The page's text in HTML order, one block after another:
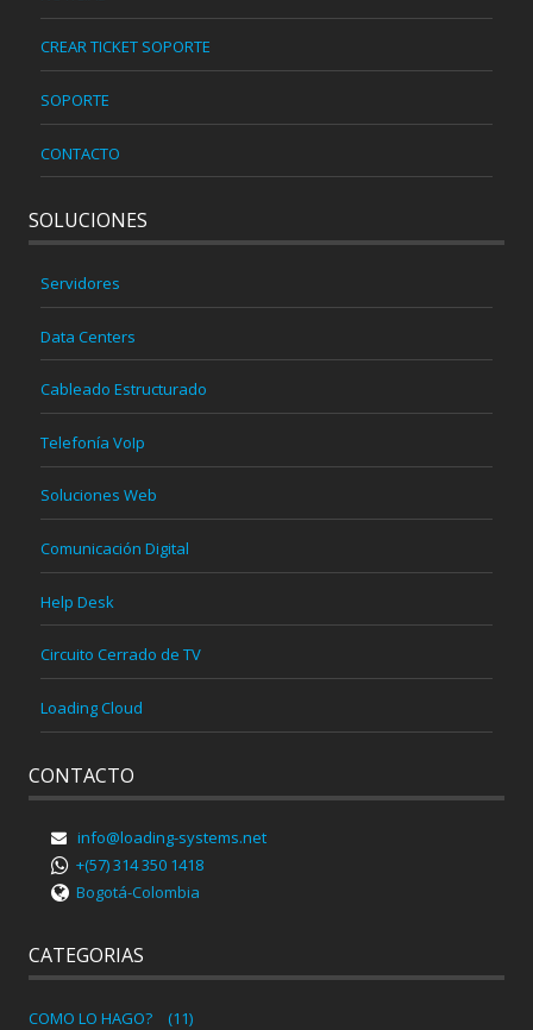
CREAR TICKET SOPORTE
SOPORTE
CONTACTO
SOLUCIONES
Servidores
Data Centers
Cableado Estructurado
Telefonía VoIp
Soluciones Web
Comunicación Digital
Help Desk
Circuito Cerrado de TV
Loading Cloud
CONTACTO
info@loading-systems.net
+(57) 314 350 1418
Bogotá-Colombia
CATEGORIAS
COMO LO HAGO? (11)